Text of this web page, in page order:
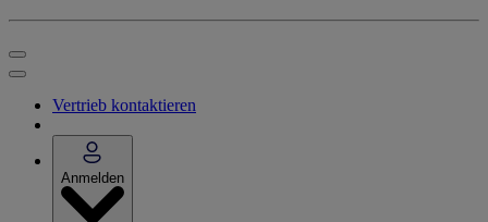
Vertrieb kontaktieren
Anmelden